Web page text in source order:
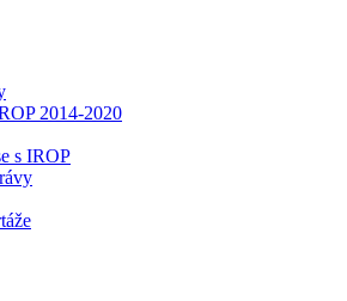
2014-2020
s IROP